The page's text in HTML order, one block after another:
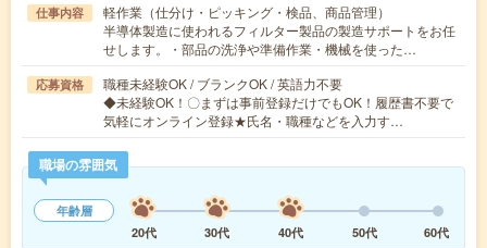
仕事内容
軽作業（仕分け・ピッキング・検品、商品管理）
半導体製造に使われるフィルター製品の製造サポートをお任
せします。・部品の洗浄や準備作業・機械を使った…
応募資格
職種未経験OK / ブランクOK / 英語力不要
◆未経験OK！〇まずは事前登録だけでもOK！履歴書不要で
気軽にオンライン登録★氏名・職種などを入力す…
職場の雰囲気
年齢層
20代
30代 40代 50代 60代